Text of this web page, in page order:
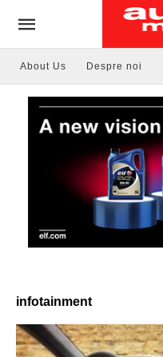
About Us Despre noi
infotainment